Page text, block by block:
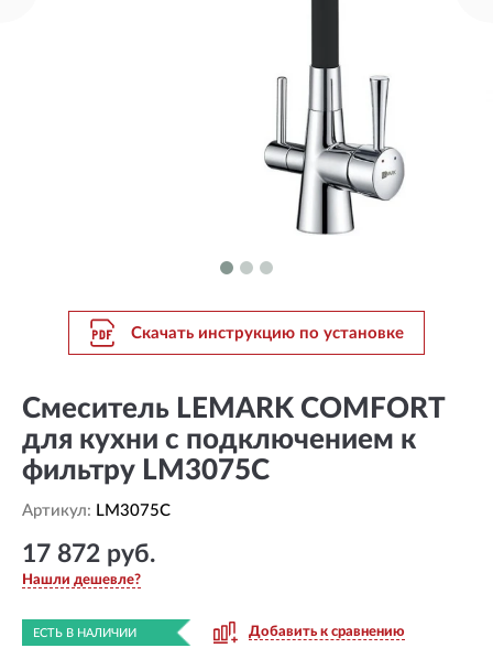
Скачать инструкцию по установке
Смеситель LEMARK COMFORT
для кухни с подключением к
фильтру LM3075C
Артикул: LM3075C
17 872 руб.
Нашли дешевле?
ЕСТЬ В НАЛИЧИИ Добавить к сравнению